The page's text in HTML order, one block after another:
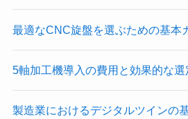
最適なCNC旋盤を選ぶための基本
5軸加工機導入の費用と効果的な選
製造業におけるデジタルツインの